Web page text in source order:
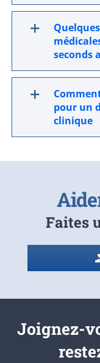
seconds
pour un
clinique
Faites
Joignez-